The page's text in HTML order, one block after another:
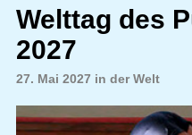
Welttag des
2027
27. Mai 2027 in der Welt